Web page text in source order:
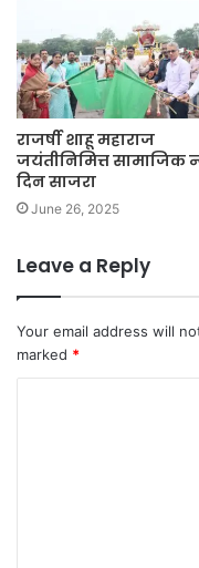
राजर्षी शाहू महाराज
जयंतीनिमित्त सामाजिक
दिन साजरा
June 26, 2025
Leave a Reply
Your email address will
marked *